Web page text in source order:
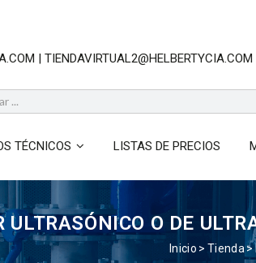
| TIENDAVIRTUAL2@HELBERTYCIA.COM
TÉCNICOS LISTAS DE PRECIOS
ULTRASÓNICO O DE
Inicio Tienda